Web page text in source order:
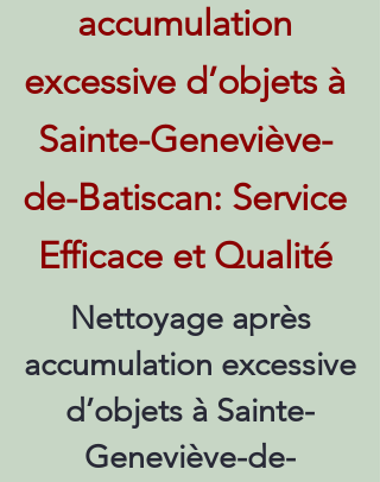
accumulation
excessive d’objets à
Sainte-Geneviève-
de-Batiscan: Service
Efficace et Qualité
Nettoyage après
accumulation excessive
d’objets à Sainte-
Geneviève-de-